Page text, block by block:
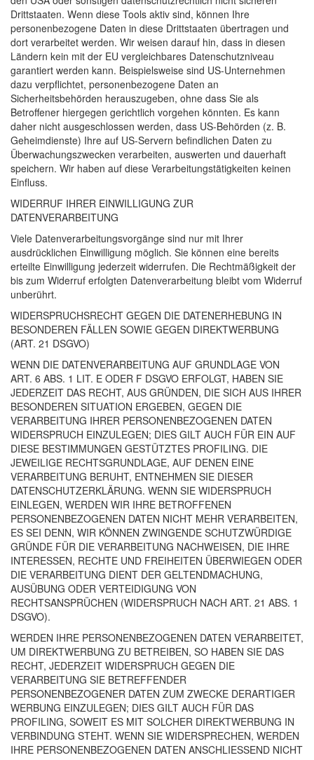
Drittstaaten. Wenn diese Tools aktiv sind, können Ihre
personenbezogene Daten in diese Drittstaaten übertragen und
dort verarbeitet werden. Wir weisen darauf hin, dass in diesen
Ländern kein mit der EU vergleichbares Datenschutzniveau
garantiert werden kann. Beispielsweise sind US-Unternehmen
dazu verpflichtet, personenbezogene Daten an
Sicherheitsbehörden herauszugeben, ohne dass Sie als
Betroffener hiergegen gerichtlich vorgehen könnten. Es kann
daher nicht ausgeschlossen werden, dass US-Behörden (z. B.
Geheimdienste) Ihre auf US-Servern befindlichen Daten zu
Überwachungszwecken verarbeiten, auswerten und dauerhaft
speichern. Wir haben auf diese Verarbeitungstätigkeiten keinen
Einfluss.
WIDERRUF IHRER EINWILLIGUNG ZUR
DATENVERARBEITUNG
Viele Datenverarbeitungsvorgänge sind nur mit Ihrer
ausdrücklichen Einwilligung möglich. Sie können eine bereits
erteilte Einwilligung jederzeit widerrufen. Die Rechtmäßigkeit der
bis zum Widerruf erfolgten Datenverarbeitung bleibt vom Widerruf
unberührt.
WIDERSPRUCHSRECHT GEGEN DIE DATENERHEBUNG IN
BESONDEREN FÄLLEN SOWIE GEGEN DIREKTWERBUNG
(ART. 21 DSGVO)
WENN DIE DATENVERARBEITUNG AUF GRUNDLAGE VON
ART. 6 ABS. 1 LIT. E ODER F DSGVO ERFOLGT, HABEN SIE
JEDERZEIT DAS RECHT, AUS GRÜNDEN, DIE SICH AUS IHRER
BESONDEREN SITUATION ERGEBEN, GEGEN DIE
VERARBEITUNG IHRER PERSONENBEZOGENEN DATEN
WIDERSPRUCH EINZULEGEN; DIES GILT AUCH FÜR EIN AUF
DIESE BESTIMMUNGEN GESTÜTZTES PROFILING. DIE
JEWEILIGE RECHTSGRUNDLAGE, AUF DENEN EINE
VERARBEITUNG BERUHT, ENTNEHMEN SIE DIESER
DATENSCHUTZERKLÄRUNG. WENN SIE WIDERSPRUCH
EINLEGEN, WERDEN WIR IHRE BETROFFENEN
PERSONENBEZOGENEN DATEN NICHT MEHR VERARBEITEN,
ES SEI DENN, WIR KÖNNEN ZWINGENDE SCHUTZWÜRDIGE
GRÜNDE FÜR DIE VERARBEITUNG NACHWEISEN, DIE IHRE
INTERESSEN, RECHTE UND FREIHEITEN ÜBERWIEGEN ODER
DIE VERARBEITUNG DIENT DER GELTENDMACHUNG,
AUSÜBUNG ODER VERTEIDIGUNG VON
RECHTSANSPRÜCHEN (WIDERSPRUCH NACH ART. 21 ABS. 1
DSGVO).
WERDEN IHRE PERSONENBEZOGENEN DATEN VERARBEITET,
UM DIREKTWERBUNG ZU BETREIBEN, SO HABEN SIE DAS
RECHT, JEDERZEIT WIDERSPRUCH GEGEN DIE
VERARBEITUNG SIE BETREFFENDER
PERSONENBEZOGENER DATEN ZUM ZWECKE DERARTIGER
WERBUNG EINZULEGEN; DIES GILT AUCH FÜR DAS
PROFILING, SOWEIT ES MIT SOLCHER DIREKTWERBUNG IN
VERBINDUNG STEHT. WENN SIE WIDERSPRECHEN, WERDEN
IHRE PERSONENBEZOGENEN DATEN ANSCHLIESSEND NICHT